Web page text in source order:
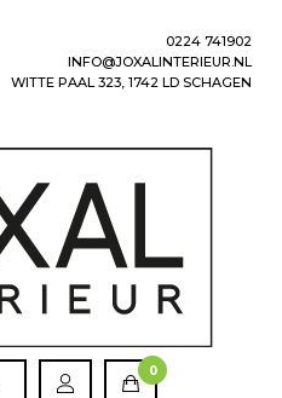
0224 741902
INFO@JOXALINTERIEUR.NL
WITTE PAAL 323, 1742 LD SCHAGEN
0